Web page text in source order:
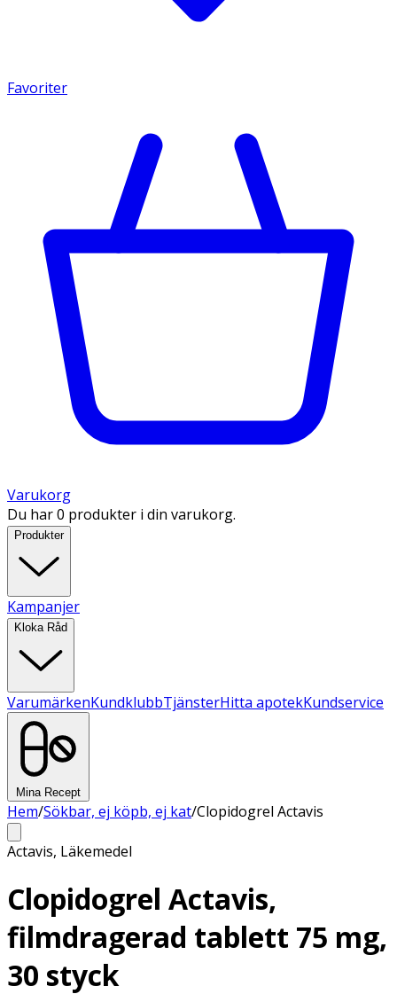
Favoriter
Varukorg
Du har 0 produkter i din varukorg.
Produkter
Kampanjer
Kloka Råd
VarumärkenKundklubbTjänsterHitta apotekKundservice
Mina Recept
Hem/Sökbar, ej köpb, ej kat/Clopidogrel Actavis
Actavis, Läkemedel
Clopidogrel Actavis,
filmdragerad tablett 75 mg,
30 styck